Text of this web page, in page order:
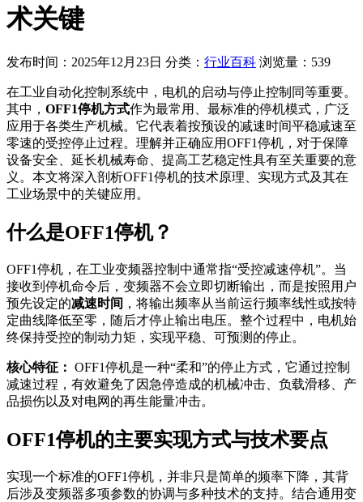
术关键
发布时间：2025年12月23日 分类： 行业百科 浏览量：539
在工业自动化控制系统中，电机的启动与停止控制同等重要。
其中， OFF1停机方式作为最常用、最标准的停机模式，广泛
应用于各类生产机械。它代表着按预设的减速时间平稳减速至
零速的受控停止过程。理解并正确应用OFF1停机，对于保障
设备安全、延长机械寿命、提高工艺稳定性具有至关重要的意
义。本文将深入剖析OFF1停机的技术原理、实现方式及其在
工业场景中的关键应用。
什么是OFF1停机？
OFF1停机，在工业变频器控制中通常指“受控减速停机”。当
接收到停机命令后，变频器不会立即切断输出，而是按照用户
预先设定的减速时间 ，将输出频率从当前运行频率线性或按特
定曲线降低至零，随后才停止输出电压。整个过程中，电机始
终保持受控的制动力矩，实现平稳、可预测的停止。
核心特征： OFF1停机是一种“柔和”的停止方式，它通过控制
减速过程，有效避免了因急停造成的机械冲击、负载滑移、产
品损伤以及对电网的再生能量冲击。
OFF1停机的主要实现方式与技术要点
实现一个标准的OFF1停机，并非只是简单的频率下降，其背
后涉及变频器多项参数的协调与多种技术的支持。结合通用变